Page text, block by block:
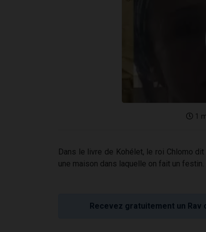
1
Dans le livre de Kohélet, le roi Chlomo
une maison dans laquelle on fait un
Recevez gratuitement un